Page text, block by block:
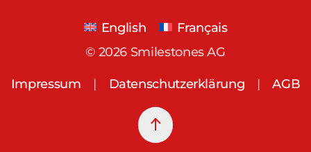
English
Français
© 2026 Smilestones AG
Impressum | Datenschutzerklärung |AGB